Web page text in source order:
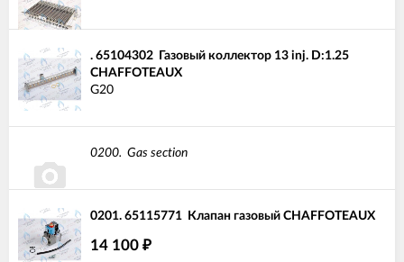
. 65104302 Газовый коллектор 13 inj. D:1.25
CHAFFOTEAUX
G20
0200. Gas section
0201. 65115771 Клапан газовый CHAFFOTEAUX
14 100 ₽